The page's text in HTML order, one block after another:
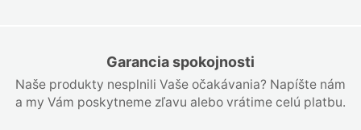
Garancia spokojnosti
Naše produkty nesplnili Vaše očakávania? Napíšte nám
a my Vám poskytneme zľavu alebo vrátime celú platbu.